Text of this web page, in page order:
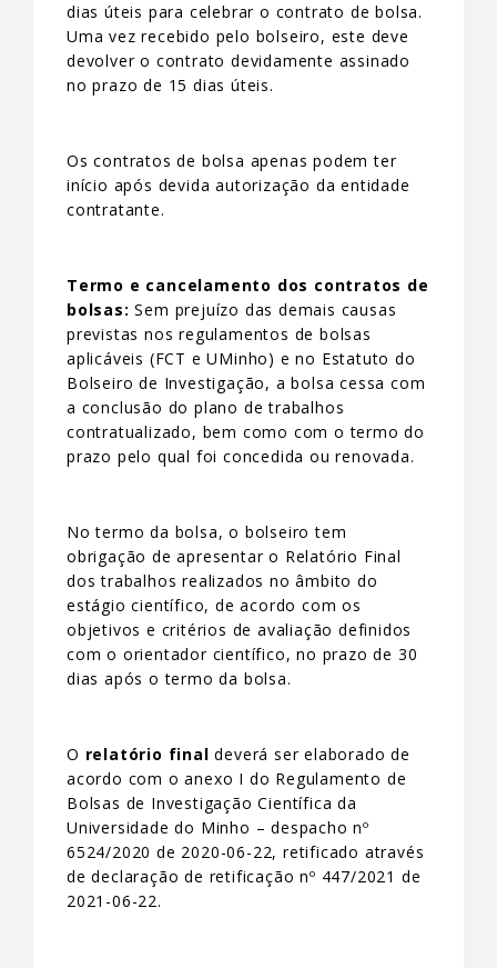
dias úteis para celebrar o contrato de bolsa.
Uma vez recebido pelo bolseiro, este deve
devolver o contrato devidamente assinado
no prazo de 15 dias úteis.
Os contratos de bolsa apenas podem ter
início após devida autorização da entidade
contratante.
Termo e cancelamento dos contratos de
bolsas:Sem prejuízo das demais causas
previstas nos regulamentos de bolsas
aplicáveis (FCT e UMinho) e no Estatuto do
Bolseiro de Investigação, a bolsa cessa com
a conclusão do plano de trabalhos
contratualizado, bem como com o termo do
prazo pelo qual foi concedida ou renovada.
No termo da bolsa, o bolseiro tem
obrigação de apresentar o Relatório Final
dos trabalhos realizados no âmbito do
estágio científico, de acordo com os
objetivos e critérios de avaliação definidos
com o orientador científico, no prazo de 30
dias após o termo da bolsa.
O relatório final deverá ser elaborado de
acordo com o anexo I do Regulamento de
Bolsas de Investigação Científica da
Universidade do Minho – despacho nº
6524/2020 de 2020-06-22, retificado através
de declaração de retificação nº 447/2021 de
2021-06-22.